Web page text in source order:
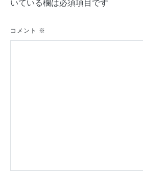
ー
シ
ョ
いている欄は必須項目です
コメント ※